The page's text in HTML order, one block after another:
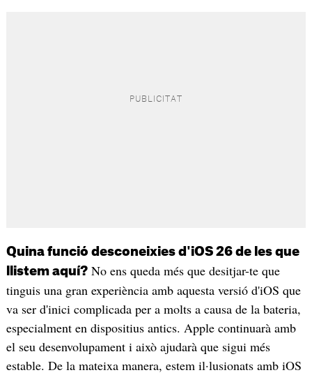
Quina funció desconeixies d'iOS 26 de les que
llistem aquí?No ens queda més que desitjar-te que
tinguis una gran experiència amb aquesta versió d'iOS que
va ser d'inici complicada per a molts a causa de la bateria,
especialment en dispositius antics. Apple continuarà amb
el seu desenvolupament i això ajudarà que sigui més
estable. De la mateixa manera, estem il·lusionats amb iOS